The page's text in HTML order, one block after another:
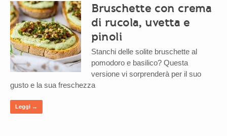
Bruschette con crema
di rucola, uvetta e
pinoli
Stanchi delle solite bruschette al
pomodoro e basilico? Questa
versione vi sorprenderà per il suo
gusto e la sua freschezza
Leggi →